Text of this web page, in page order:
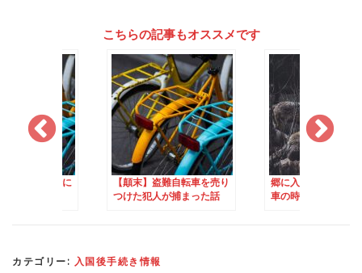
こちらの記事もオススメです
を安く・安全に
【顛末】盗難自転車を売り
つけた犯人が捕まった話
郷に入れば郷に従
車の時の信号マナー
カテゴリー: 入国後手続き情報